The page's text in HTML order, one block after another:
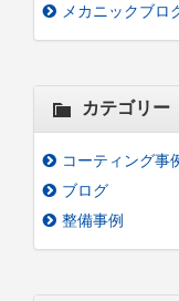
メカニックブロ
カテゴリー
コーティング事
ブログ
整備事例